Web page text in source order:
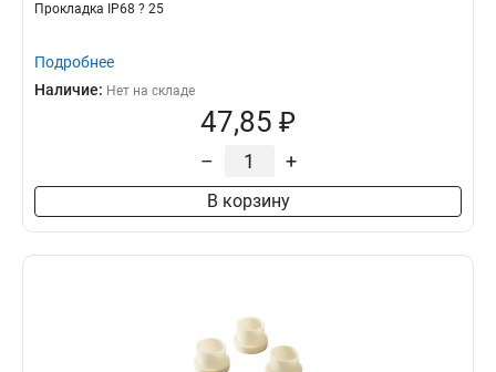
Прокладка IP68 ? 25
Подробнее
Наличие: Нет на складе
47,85 ₽
– +
В корзину